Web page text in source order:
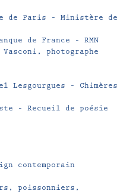
de Paris – Ministère de
de France – RMN
photographe
Lesgourgues – Chimères
– Recueil de poésie
contemporain
poissonniers,